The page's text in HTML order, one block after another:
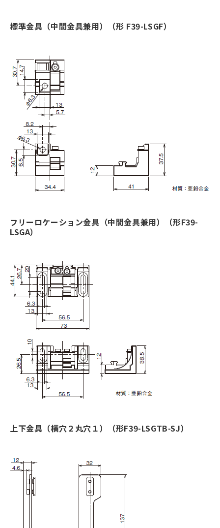
標準金具（中間金具兼用）（形 F39-LSGF）
フリーロケーション金具（中間金具兼用）（形F39-
LSGA）
上下金具（横穴２丸穴１）（形F39-LSGTB-SJ）